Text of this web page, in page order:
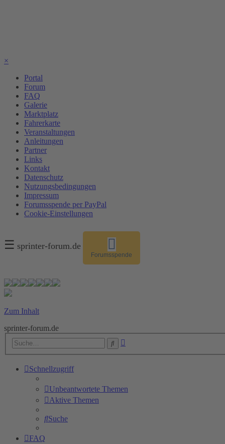
×
Portal
Forum
FAQ
Galerie
Marktplatz
Fahrerkarte
Veranstaltungen
Anleitungen
Partner
Links
Kontakt
Datenschutz
Nutzungsbedingungen
Impressum
Forumsspende per PayPal
Cookie-Einstellungen
☰ sprinter-forum.de
Forumsspende
Zum Inhalt
sprinter-forum.de
Suche
Schnellzugriff
Unbeantwortete Themen
Aktive Themen
Suche
FAQ